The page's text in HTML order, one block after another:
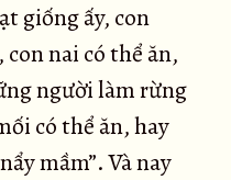
giống ấy, con
nai có thể ăn,
người làm rừng
có thể ăn, hay
mầm”. Và nay